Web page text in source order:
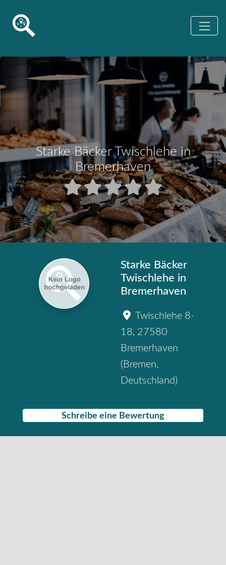
Starke Bäcker Twischlehe in
Bremerhaven
Starke Bäcker
Twischlehe in
Bremerhaven
Twischlehe 8-
18, 27580
Bremerhaven
( Bremen,
Deutschland)
Schreibe eine Bewertung